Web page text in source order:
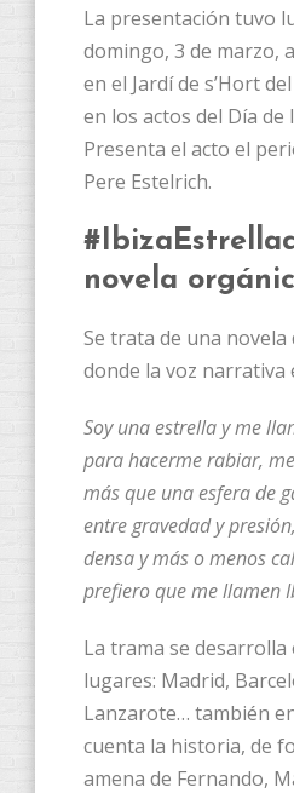
La presentación tuvo
domingo, 3 de marzo,
en el Jardí de s’Hort
en los actos del Día de
Presenta el acto el
Pere Estelrich.
novela
Se trata de una novela
donde la voz narrativa
Soy una estrella y me
para hacerme rabiar,
más que una esfera de
entre gravedad y
densa y más o menos
prefiero que me llamen
La trama se
lugares: Madrid,
Lanzarote… también
cuenta la historia, de
amena de Fernando,